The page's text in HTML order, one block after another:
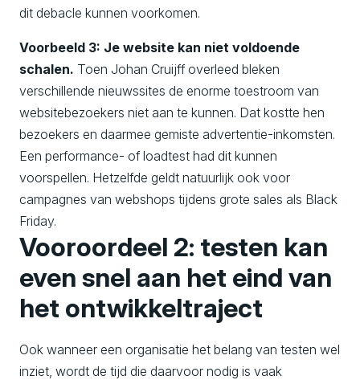
dit debacle kunnen voorkomen.
Voorbeeld 3: Je website kan niet voldoende
schalen. Toen Johan Cruijff overleed bleken
verschillende nieuwssites de enorme toestroom van
websitebezoekers niet aan te kunnen. Dat kostte hen
bezoekers en daarmee gemiste advertentie-inkomsten.
Een performance- of loadtest had dit kunnen
voorspellen. Hetzelfde geldt natuurlijk ook voor
campagnes van webshops tijdens grote sales als Black
Friday.
Vooroordeel 2: testen kan
even snel aan het eind van
het ontwikkeltraject
Ook wanneer een organisatie het belang van testen wel
inziet, wordt de tijd die daarvoor nodig is vaak